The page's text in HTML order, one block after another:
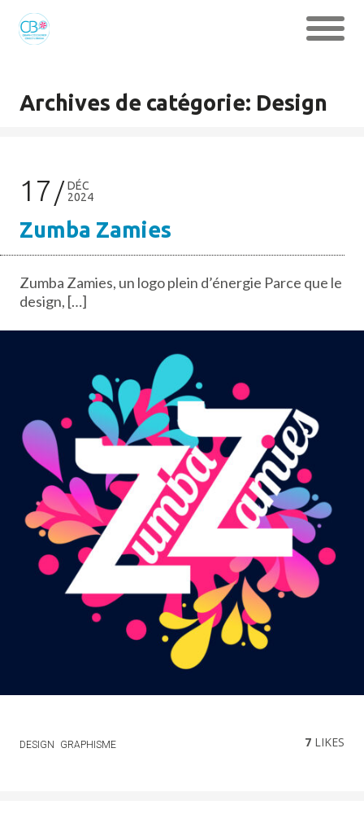
Archives de catégorie: Design
17
DÉC
2024
Zumba Zamies
Zumba Zamies, un logo plein d’énergie Parce que le
design, […]
DESIGN GRAPHISME 7 LIKES